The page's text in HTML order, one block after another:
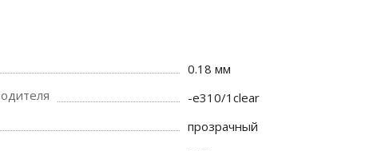
0.18 мм
-e310/1clear
прозрачный